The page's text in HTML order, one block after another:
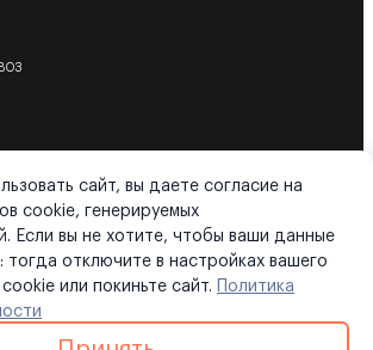
| Карта сайта
сайт, вы даете согласие на
cookie, генерируемых
Если вы не хотите, чтобы ваши данные
тогда отключите в настройках вашего
или покиньте сайт.
Политика